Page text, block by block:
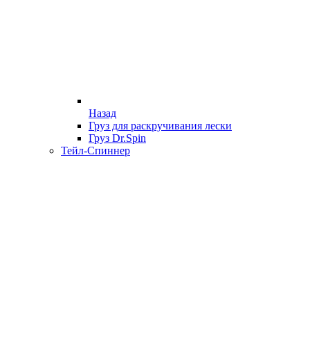
Назад
Груз для раскручивания лески
Груз Dr.Spin
Тейл-Спиннер